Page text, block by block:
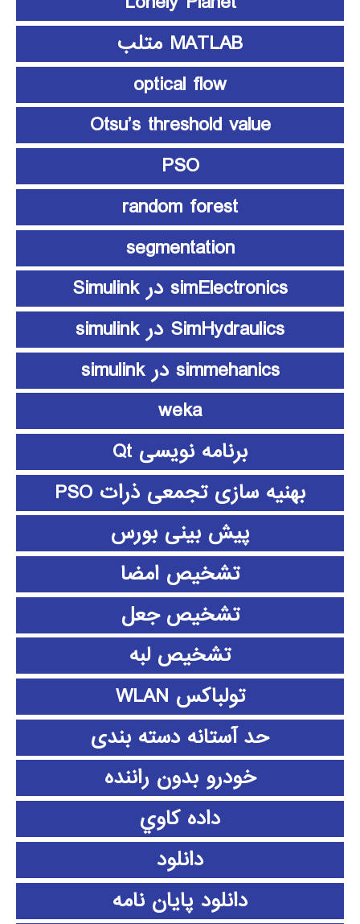
MATLAB متلب
optical flow
Otsu’s threshold value
PSO
random forest
segmentation
simElectronics در Simulink
SimHydraulics در simulink
simmehanics در simulink
weka
برنامه نویسی Qt
بهنیه سازی تجمعی ذرات PSO
پیش بینی بورس
تشخیص امضا
تشخیص جعل
تشخیص لبه
تولباکس WLAN
حد آستانه دسته بندی
خودرو بدون راننده
داده كاوي
دانلود
دانلود پايان نامه